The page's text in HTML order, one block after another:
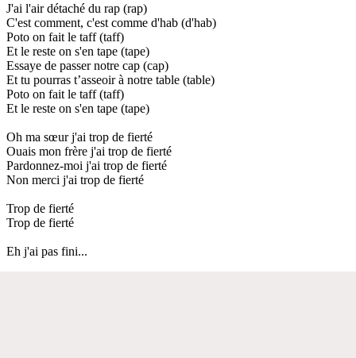
J'ai l'air détaché du rap (rap)
C'est comment, c'est comme d'hab (d'hab)
Poto on fait le taff (taff)
Et le reste on s'en tape (tape)
Essaye de passer notre cap (cap)
Et tu pourras t’asseoir à notre table (table)
Poto on fait le taff (taff)
Et le reste on s'en tape (tape)
Oh ma sœur j'ai trop de fierté
Ouais mon frère j'ai trop de fierté
Pardonnez-moi j'ai trop de fierté
Non merci j'ai trop de fierté
Trop de fierté
Trop de fierté
Eh j'ai pas fini...